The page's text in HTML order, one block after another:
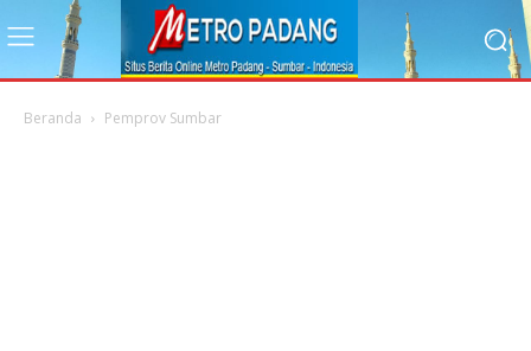
Beranda Pemprov Sumbar